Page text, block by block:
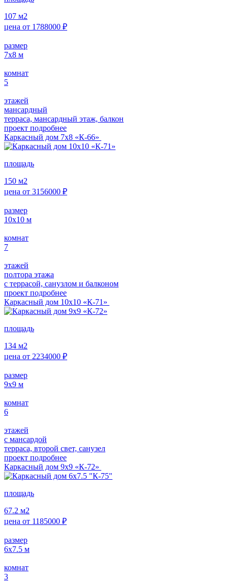
107 м2
цена от 1788000 ₽
размер
7х8 м
комнат
5
этажей
мансардный
терраса, мансардный этаж, балкон
проект подробнее
Каркасный дом 7х8 «К-66»
площадь
150 м2
цена от 3156000 ₽
размер
10х10 м
комнат
7
этажей
полтора этажа
с террасой, санузлом и балконом
проект подробнее
Каркасный дом 10х10 «К-71»
площадь
134 м2
цена от 2234000 ₽
размер
9х9 м
комнат
6
этажей
с мансардой
терраса, второй свет, санузел
проект подробнее
Каркасный дом 9х9 «К-72»
площадь
67.2 м2
цена от 1185000 ₽
размер
6х7.5 м
комнат
3